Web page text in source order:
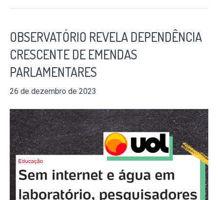
OBSERVATÓRIO REVELA DEPENDÊNCIA
CRESCENTE DE EMENDAS
PARLAMENTARES
26 de dezembro de 2023